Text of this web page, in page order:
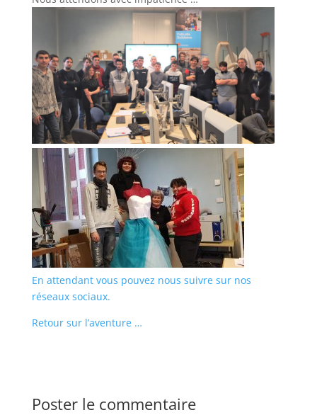
En attendant vous pouvez nous suivre sur nos
réseaux sociaux.
Retour sur l’aventure …
Poster le commentaire